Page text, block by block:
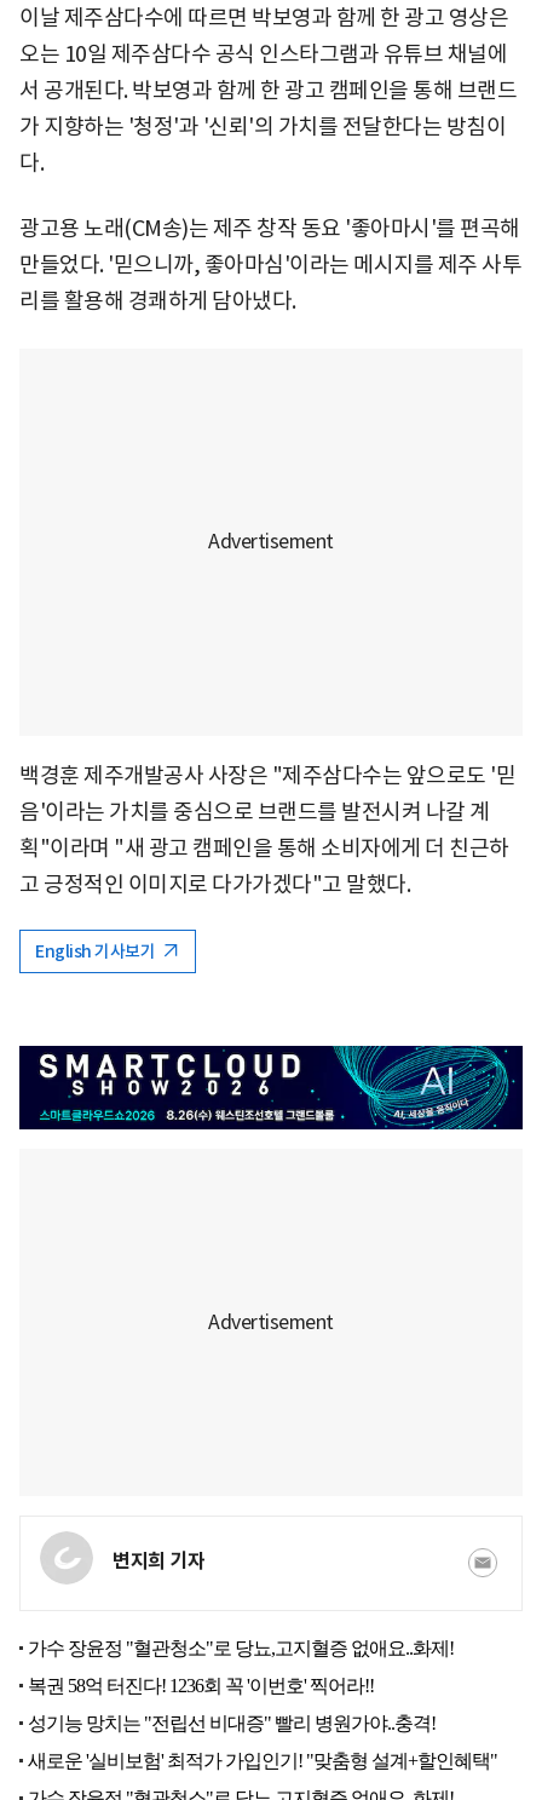
이날 제주삼다수에 따르면 박보영과 함께 한 광고 영상은
오는 10일 제주삼다수 공식 인스타그램과 유튜브 채널에
서 공개된다. 박보영과 함께 한 광고 캠페인을 통해 브랜드
가 지향하는 '청정'과 '신뢰'의 가치를 전달한다는 방침이
다.
광고용 노래(CM송)는 제주 창작 동요 '좋아마시'를 편곡해
만들었다. '믿으니까, 좋아마심'이라는 메시지를 제주 사투
리를 활용해 경쾌하게 담아냈다.
백경훈 제주개발공사 사장은 "제주삼다수는 앞으로도 '믿
음'이라는 가치를 중심으로 브랜드를 발전시켜 나갈 계
획"이라며 "새 광고 캠페인을 통해 소비자에게 더 친근하
고 긍정적인 이미지로 다가가겠다"고 말했다.
English 기사보기
변지희 기자